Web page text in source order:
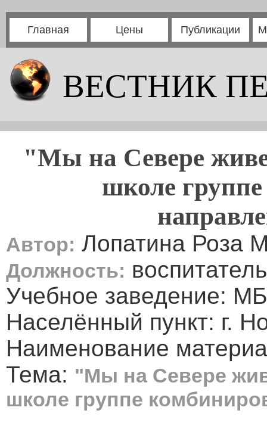
Главная Цены Публикации
ВЕСТНИК
"Мы на Севере
школе
Автор: Лопатина Роза
Должность: воспитатель
Учебное заведение:
Населённый пункт: г.
Наименование
Тема: "Мы на Севере
школе группе